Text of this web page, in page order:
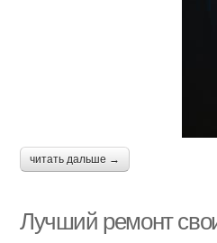
читать дальше →
Лучший ремонт